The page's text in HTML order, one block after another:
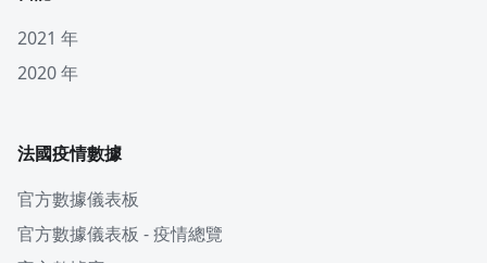
2021 年
2020 年
法國疫情數據
官方數據儀表板
官方數據儀表板 - 疫情總覽